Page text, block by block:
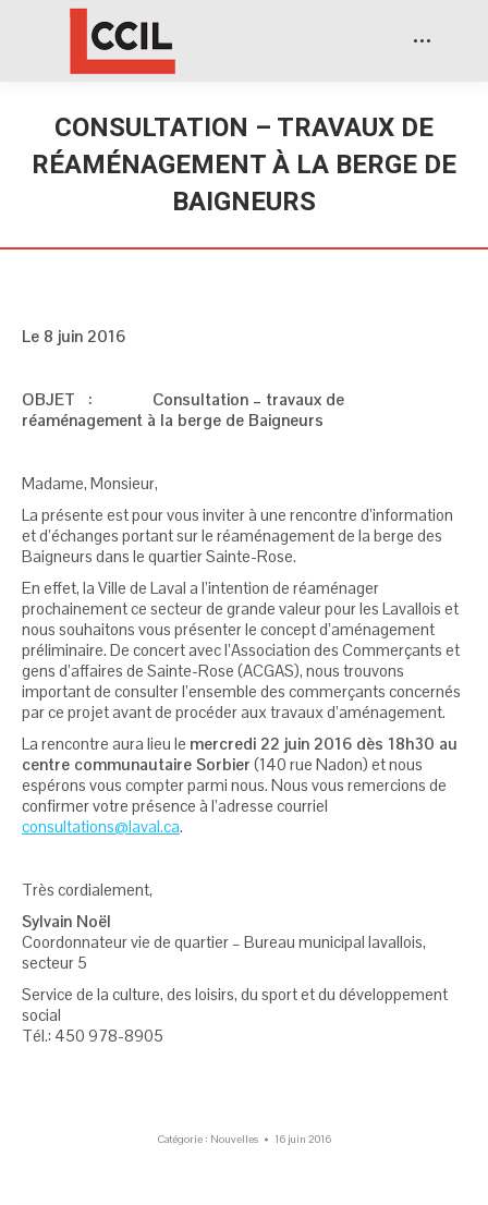
CONSULTATION – TRAVAUX DE
RÉAMÉNAGEMENT À LA BERGE DE
BAIGNEURS
Le 8 juin 2016
OBJET : Consultation – travaux de
réaménagement à la berge de Baigneurs
Madame, Monsieur,
La présente est pour vous inviter à une rencontre d’information
et d’échanges portant sur le réaménagement de la berge des
Baigneurs dans le quartier Sainte-Rose.
En effet, la Ville de Laval a l’intention de réaménager
prochainement ce secteur de grande valeur pour les Lavallois et
nous souhaitons vous présenter le concept d’aménagement
préliminaire. De concert avec l’Association des Commerçants et
gens d’affaires de Sainte-Rose (ACGAS), nous trouvons
important de consulter l’ensemble des commerçants concernés
par ce projet avant de procéder aux travaux d’aménagement.
La rencontre aura lieu le mercredi 22 juin 2016 dès 18h30 au
centre communautaire Sorbier (140 rue Nadon) et nous
espérons vous compter parmi nous. Nous vous remercions de
confirmer votre présence à l’adresse courriel
consultations@laval.ca.
Très cordialement,
Sylvain Noël
Coordonnateur vie de quartier – Bureau municipal lavallois,
secteur 5
Service de la culture, des loisirs, du sport et du développement
social
Tél.: 450 978-8905
Catégorie : Nouvelles 16 juin 2016